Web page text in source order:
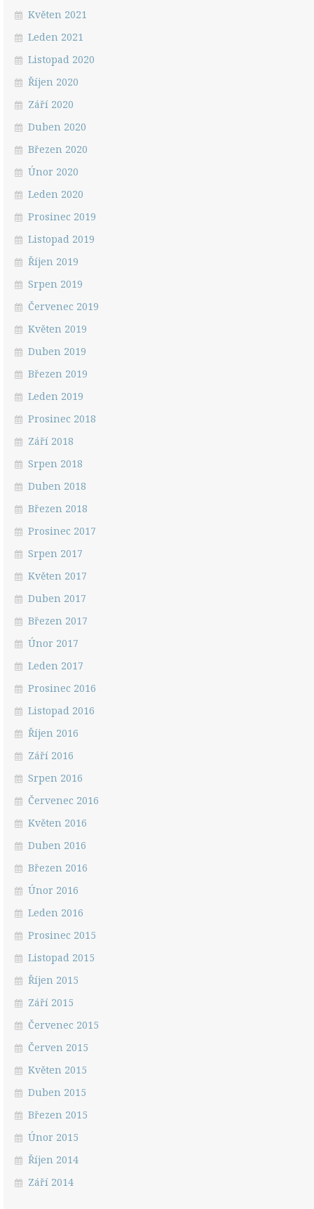
Květen 2021
Leden 2021
Listopad 2020
Říjen 2020
Září 2020
Duben 2020
Březen 2020
Únor 2020
Leden 2020
Prosinec 2019
Listopad 2019
Říjen 2019
Srpen 2019
Červenec 2019
Květen 2019
Duben 2019
Březen 2019
Leden 2019
Prosinec 2018
Září 2018
Srpen 2018
Duben 2018
Březen 2018
Prosinec 2017
Srpen 2017
Květen 2017
Duben 2017
Březen 2017
Únor 2017
Leden 2017
Prosinec 2016
Listopad 2016
Říjen 2016
Září 2016
Srpen 2016
Červenec 2016
Květen 2016
Duben 2016
Březen 2016
Únor 2016
Leden 2016
Prosinec 2015
Listopad 2015
Říjen 2015
Září 2015
Červenec 2015
Červen 2015
Květen 2015
Duben 2015
Březen 2015
Únor 2015
Říjen 2014
Září 2014